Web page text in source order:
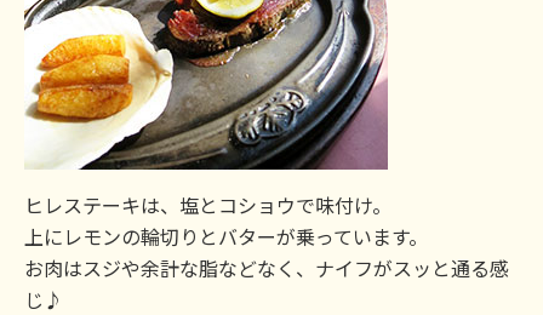
ヒレステーキは、塩とコショウで味付け。
上にレモンの輪切りとバターが乗っています。
お肉はスジや余計な脂などなく、ナイフがスッと通る感
じ♪